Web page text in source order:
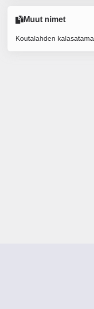
Muut nimet
Koutalahden kalasatama